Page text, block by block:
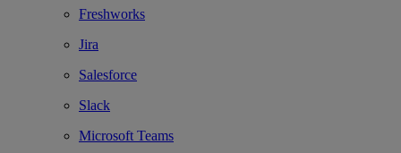
Freshworks
Jira
Salesforce
Slack
Microsoft Teams